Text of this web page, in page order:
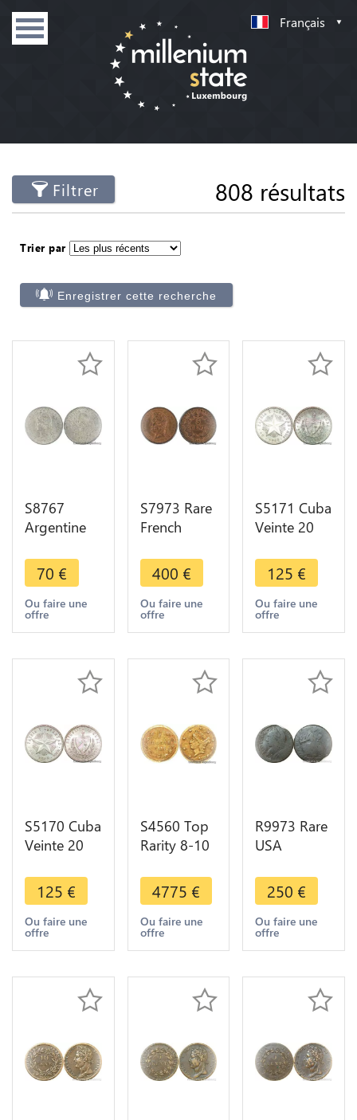
Français
Filtrer 808 résultats
Trier par
Enregistrer cette recherche
S8767
Argentine
Centavos
1883 PCGS
AU58
Argent
> Faire
70 €
Ou faire une
offre
S7973 Rare
French
Centimes
Louis-
Philippe
1839 PCGS
400 €
Ou faire une
offre
S5171 Cuba
Veinte 20
1948 UNC
MS ! Argent
Silver - Faire
Offre
125 €
Ou faire une
offre
S5170 Cuba
Veinte 20
1948 UNC
MS ! Argent
Silver - Faire
Offre
125 €
Ou faire une
offre
S4560 Top
Rarity 8-10
USA
California
1/4 Dollar
Or Gold
AU
4775 €
Ou faire une
offre
R9973 Rare
USA
Connecticut
Token 1787
Pre Federal
-> Make
250 €
Ou faire une
offre